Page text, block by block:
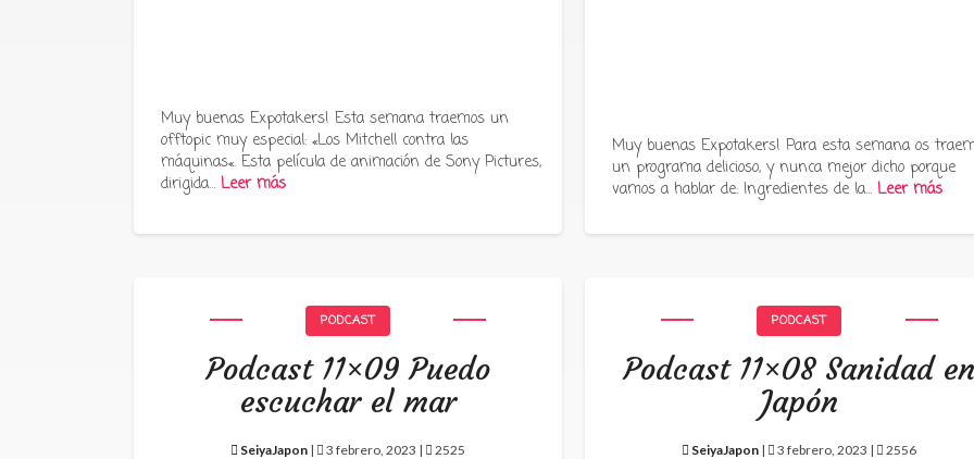
Muy buenas Expotakers! Esta semana traemos un
offtopic muy especial: «Los Mitchell contra las
máquinas«. Esta película de animación de Sony Pictures,
dirigida…Leer más
Muy buenas Expotakers! Para esta semana os
un programa delicioso, y nunca mejor dicho porque
vamos a hablar de: Ingredientes de la…Leer más
PODCAST
Podcast 11×09 Puedo
escuchar el mar
SeiyaJapon | 3 febrero, 2023 | 2525
PODCAST
Podcast 11×08 Sanidad en
Japón
SeiyaJapon | 3 febrero, 2023 | 2556